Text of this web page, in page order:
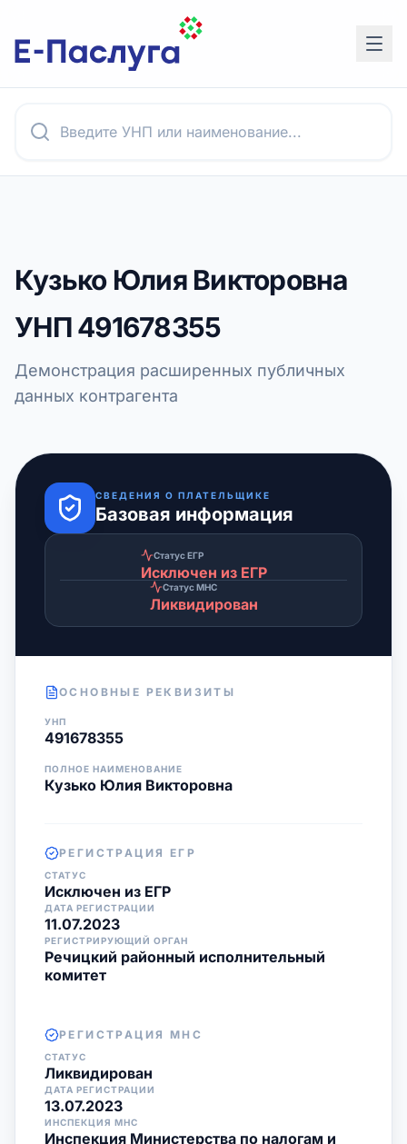
Кузько Юлия Викторовна
УНП491678355
Демонстрация расширенных публичных
данных контрагента
СВЕДЕНИЯ О ПЛАТЕЛЬЩИКЕ
Базовая информация
Статус ЕГР
Исключен из ЕГР
Статус МНС
Ликвидирован
ОСНОВНЫЕ РЕКВИЗИТЫ
УНП
491678355
ПОЛНОЕ НАИМЕНОВАНИЕ
Кузько Юлия Викторовна
РЕГИСТРАЦИЯ ЕГР
СТАТУС
Исключен из ЕГР
ДАТА РЕГИСТРАЦИИ
11.07.2023
РЕГИСТРИРУЮЩИЙ ОРГАН
Речицкий районный исполнительный
комитет
РЕГИСТРАЦИЯ МНС
СТАТУС
Ликвидирован
ДАТА РЕГИСТРАЦИИ
13.07.2023
ИНСПЕКЦИЯ МНС
Инспекция Министерства по налогам и